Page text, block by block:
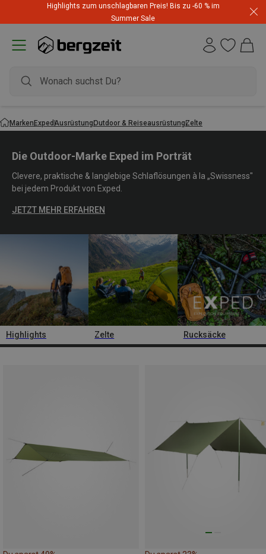
Highlights zum unschlagbaren Preis! Bis zu -60 % im
Summer Sale
MarkenExped AusrüstungOutdoor & ReiseausrüstungZelte
Die Outdoor-Marke Exped im Porträt
Clevere, praktische & langlebige Schlaflösungen à la „Swissness"
bei jedem Produkt von Exped.
JETZT MEHR ERFAHREN
Highlights Zelte Rucksäcke